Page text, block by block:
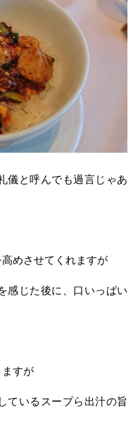
儀と呼んでも過言じゃあ
めさせてくれますが
感じた後に、口いっぱい
すが
ているスープら出汁の旨